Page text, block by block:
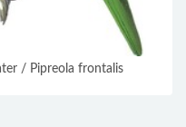
/ Pipreola frontalis